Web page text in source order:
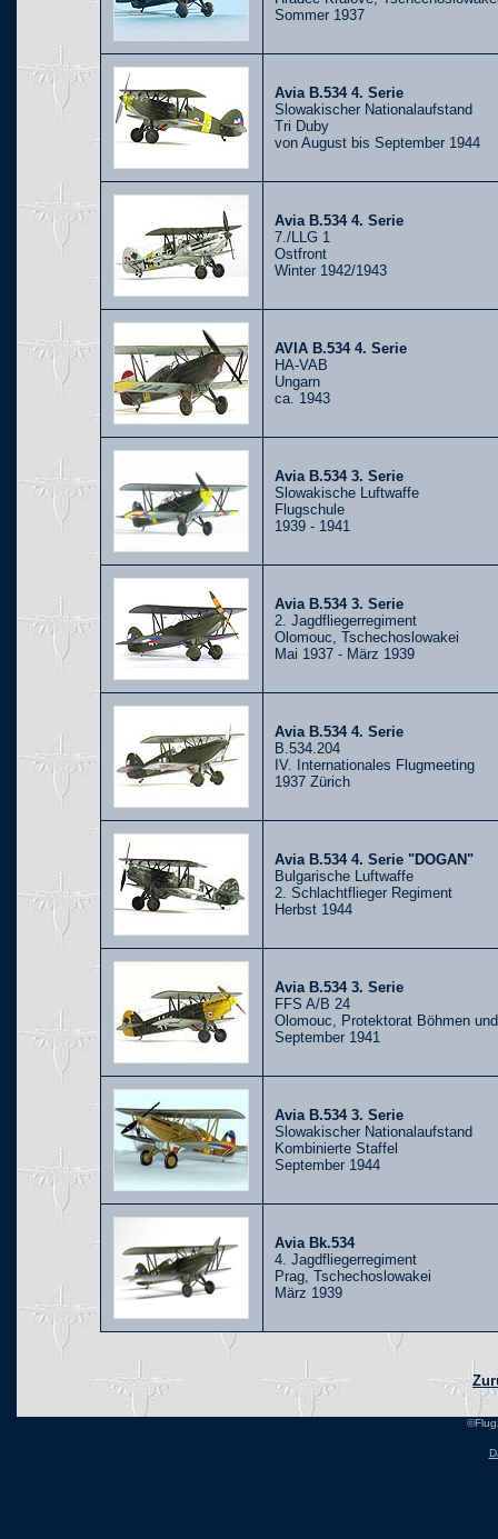
Sommer 1937
Avia B.534 4. Serie
Slowakischer Nationalaufstand
Tri Duby
von August bis September 1944
Avia B.534 4. Serie
7./LLG 1
Ostfront
Winter 1942/1943
AVIA B.534 4. Serie
HA-VAB
Ungarn
ca. 1943
Avia B.534 3. Serie
Slowakische Luftwaffe
Flugschule
1939 - 1941
Avia B.534 3. Serie
2. Jagdfliegerregiment
Olomouc, Tschechoslowakei
Mai 1937 - März 1939
Avia B.534 4. Serie
B.534.204
IV. Internationales Flugmeeting
1937 Zürich
Avia B.534 4. Serie "DOGAN"
Bulgarische Luftwaffe
2. Schlachtflieger Regiment
Herbst 1944
Avia B.534 3. Serie
FFS A/B 24
Olomouc, Protektorat Böhmen
September 1941
Avia B.534 3. Serie
Slowakischer Nationalaufstand
Kombinierte Staffel
September 1944
Avia Bk.534
4. Jagdfliegerregiment
Prag, Tschechoslowakei
März 1939